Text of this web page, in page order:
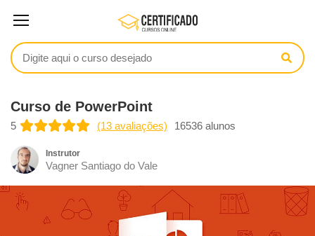
Curso de PowerPoint
5 (13 avaliações) 16536 alunos
Instrutor
Vagner Santiago do Vale